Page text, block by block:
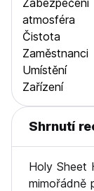
Zabezpečení
atmosféra
Čistota
Zaměstnanci
Umístění
Zařízení
Shrnutí
Holy Sheet
mimořádně